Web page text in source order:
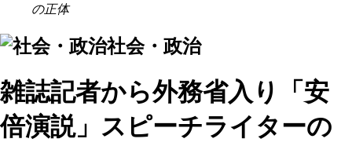
の正体
社会・政治
雑誌記者から外務省入り「安
倍演説」スピーチライターの